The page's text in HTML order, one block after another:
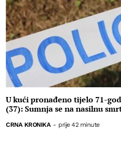
U kući pronađeno tijelo 71-
(37): Sumnja se na nasilnu
CRNA KRONIKA - prije 42 minute